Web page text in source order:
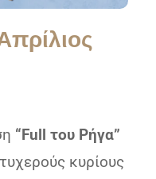
“Full του Ρήγα”
κυρίους